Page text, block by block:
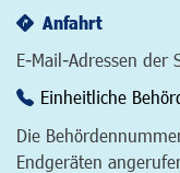
Anfahrt
E-Mail-Adressen der
Einheitliche
Die
Endgeräten